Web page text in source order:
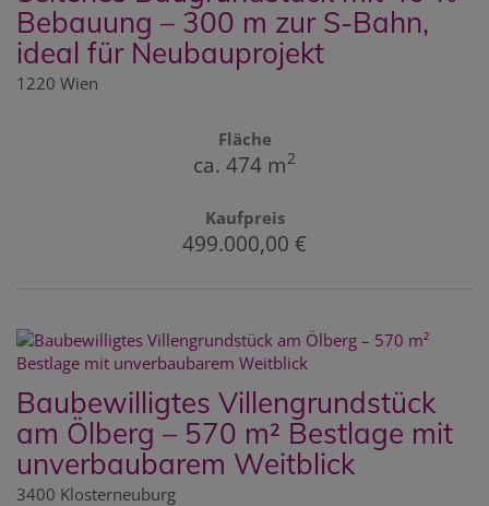
Bebauung – 300 m zur S-Bahn,
ideal für Neubauprojekt
1220 Wien
Fläche
ca. 474 m2
Kaufpreis
499.000,00 €
Baubewilligtes Villengrundstück
am Ölberg – 570 m² Bestlage mit
unverbaubarem Weitblick
3400 Klosterneuburg